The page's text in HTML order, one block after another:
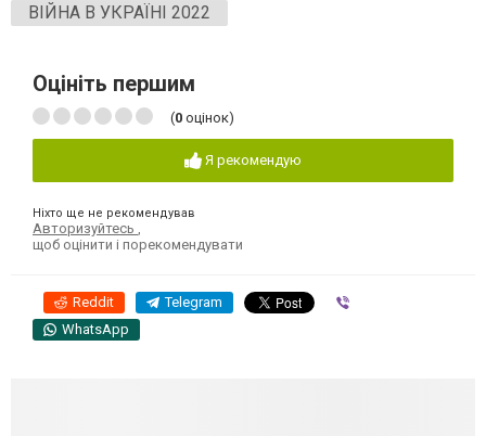
ВІЙНА В УКРАЇНІ 2022
Оцініть першим
(0 оцінок)
Я рекомендую
Ніхто ще не рекомендував
Авторизуйтесь ,
щоб оцінити і порекомендувати
Reddit Telegram
WhatsApp